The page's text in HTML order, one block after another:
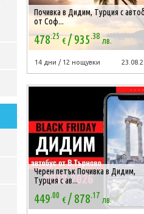
Почивка в Дидим, Турция с
от Соф...
478.25 € /935.38 лв.
14 дни / 12 нощувки
Черен петък Почивка в Дидим,
Турция с ав...
449.00 € / 878.17 лв.